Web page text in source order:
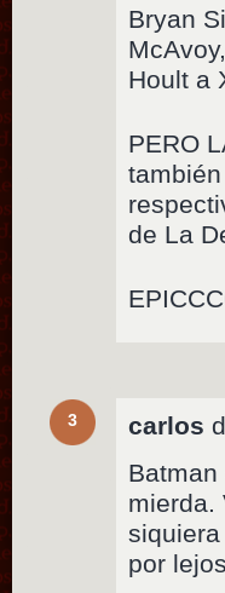
Bryan
Hoult a
PERO
de La
3 carlos
mierda.
por